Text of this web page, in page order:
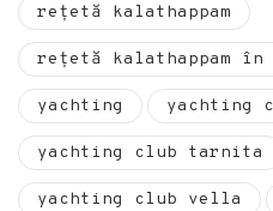
rețetă kalathappam
rețetă kalathappam în
yachting yachting
yachting club tarnita
yachting club vella